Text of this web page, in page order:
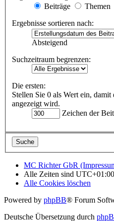
Beiträge
Themen
Ergebnisse sortieren nach:
Absteigend
Suchzeitraum begrenzen:
Die ersten:
Stellen Sie 0 als Wert ein,
angezeigt wird.
Zeichen der
MC Richter GbR
Alle Zeiten sind UTC+01:00
Alle Cookies löschen
Powered by phpBB® Forum
Deutsche Übersetzung durch